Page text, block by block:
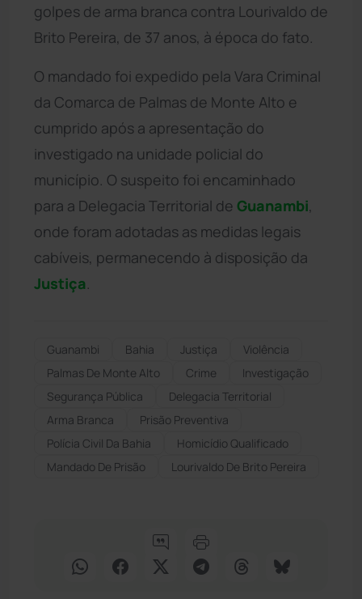
golpes de arma branca contra Lourivaldo de
Brito Pereira, de 37 anos, à época do fato.
O mandado foi expedido pela Vara Criminal
da Comarca de Palmas de Monte Alto e
cumprido após a apresentação do
investigado na unidade policial do
município. O suspeito foi encaminhado
para a Delegacia Territorial de Guanambi,
onde foram adotadas as medidas legais
cabíveis, permanecendo à disposição da
Justiça
Guanambi Bahia Justiça
Violência
Palmas De Monte Alto
Crime
Investigação
Segurança Pública
Delegacia Territorial
Arma Branca
Prisão Preventiva
Polícia Civil Da Bahia
Homicídio Qualificado
Mandado De Prisão
Lourivaldo De Brito Pereira